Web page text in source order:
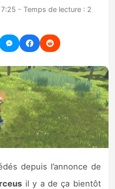
- Temps de lecture : 2
depuis l’annonce de
il y a de ça bientôt